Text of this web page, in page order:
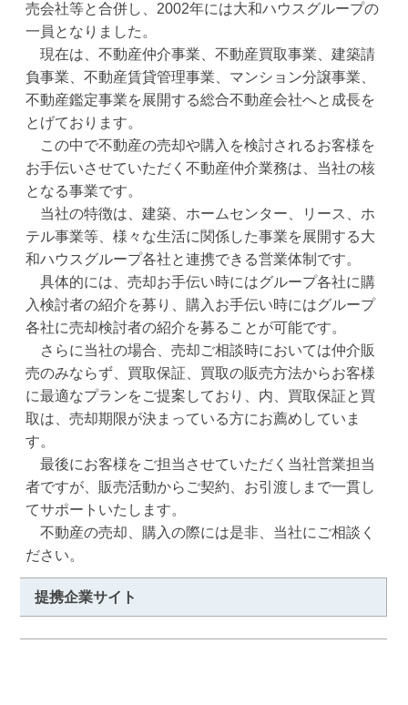
売会社等と合併し、2002年には大和ハウスグループの
一員となりました。
現在は、不動産仲介事業、不動産買取事業、建築請
負事業、不動産賃貸管理事業、マンション分譲事業、
不動産鑑定事業を展開する総合不動産会社へと成長を
とげております。
この中で不動産の売却や購入を検討されるお客様を
お手伝いさせていただく不動産仲介業務は、当社の核
となる事業です。
当社の特徴は、建築、ホームセンター、リース、ホ
テル事業等、様々な生活に関係した事業を展開する大
和ハウスグループ各社と連携できる営業体制です。
具体的には、売却お手伝い時にはグループ各社に購
入検討者の紹介を募り、購入お手伝い時にはグループ
各社に売却検討者の紹介を募ることが可能です。
さらに当社の場合、売却ご相談時においては仲介販
売のみならず、買取保証、買取の販売方法からお客様
に最適なプランをご提案しており、内、買取保証と買
取は、売却期限が決まっている方にお薦めしていま
す。
最後にお客様をご担当させていただく当社営業担当
者ですが、販売活動からご契約、お引渡しまで一貫し
てサポートいたします。
不動産の売却、購入の際には是非、当社にご相談く
ださい。
提携企業サイト